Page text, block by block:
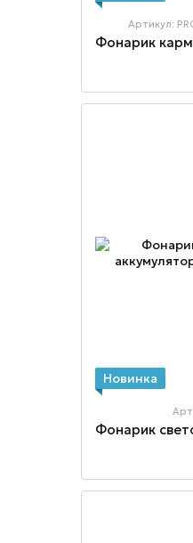
Артикул:
Новинка